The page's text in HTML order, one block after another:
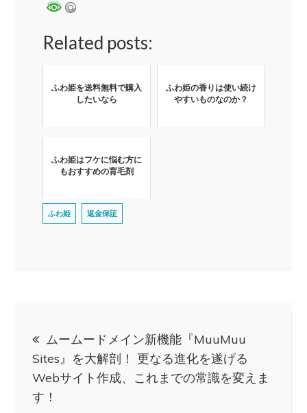
Related posts:
ふわ姫を送料無料で購入
したいなら
ふわ姫の香りは使い続け
やすいものなのか？
ふわ姫はフケに悩む方に
もおすすめの育毛剤
ふわ姫 返金保証
稿
ナ
ムームードメイン新機能『MuuMuu
Sites』を大解剖！ 更なる進化を遂げる
Webサイト作成、これまでの常識を変えま
す！